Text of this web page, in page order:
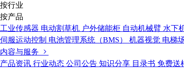
按行业
按产品
工业传感器 电动割草机 户外储能柜 自动机械臂 水下
伺服运动控制 电池管理系统（BMS） 机器视觉 电梯
内容与服务
产品资讯 行业动态 公司公告 知识分享 目录书 免费送